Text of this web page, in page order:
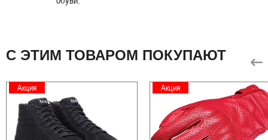
С ЭТИМ ТОВАРОМ ПОКУПАЮТ
Акция Акция